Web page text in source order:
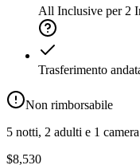
All Inclusive per 2
Trasferimento
Non rimborsabile
5 notti, 2 adulti e 1 camera
$8,530